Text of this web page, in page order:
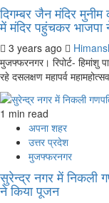
दिगम्बर जैन मंदिर
में मंदिर पहुंचकर भाजपा
3 years ago
मुजफ्फरनगर। रिपोर्ट- हिमांशु
रहे दसलक्षण महापर्व
1 min read
अपना शहर
उत्तर प्रदेश
मुजफ्फरनगर
सुरेन्द्र नगर में निकली
ने किया पूजन